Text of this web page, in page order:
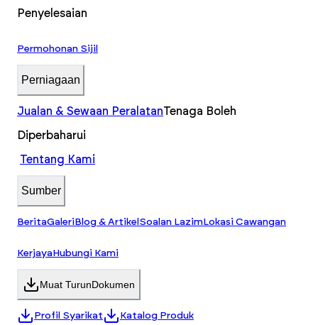
Penyelesaian
Permohonan Sijil
Perniagaan
Jualan & Sewaan PeralatanTenaga Boleh
Diperbaharui
Tentang Kami
Sumber
BeritaGaleri Blog & Artikel Soalan Lazim Lokasi Cawangan
Kerjaya Hubungi Kami
Muat TurunDokumen
Profil Syarikat Katalog Produk